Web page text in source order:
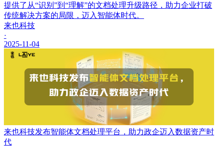
提供了从“识别”到“理解”的文档处理升级路径，助力企业打破
传统解决方案的局限，迈入智能体时代。
来也科技
·
2025-11-04
来也科技发布智能体文档处理平台，助力政企迈入数据资产时
代